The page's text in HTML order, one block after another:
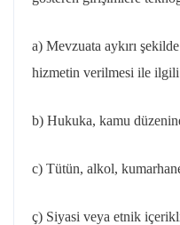
a) Mevzuata aykırı
hizmetin verilmesi ile
b) Hukuka, kamu
c) Tütün, alkol,
ç) Siyasi veya etnik